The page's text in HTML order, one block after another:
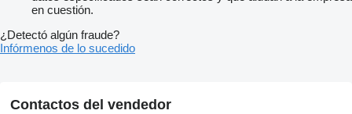
en cuestión.
¿Detectó algún fraude?
Infórmenos de lo sucedido
Contactos del vendedor